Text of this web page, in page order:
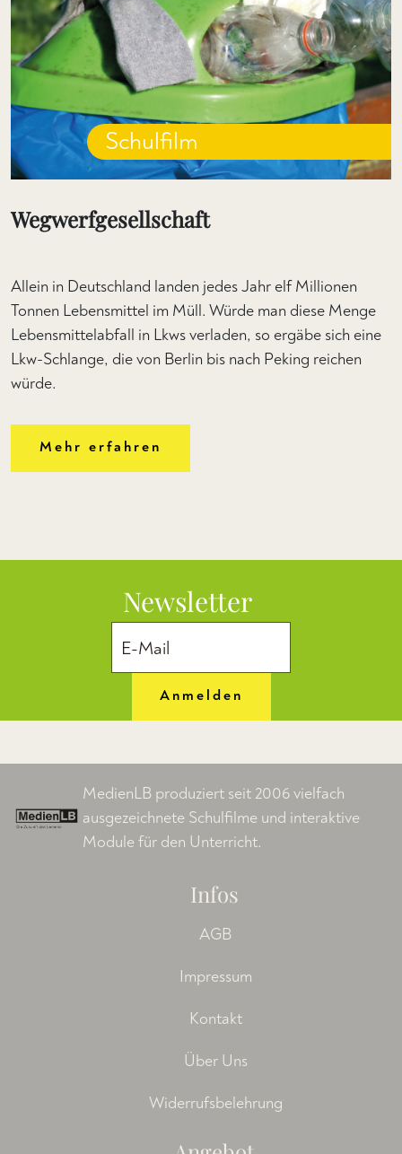
Schulfilm
Wegwerfgesellschaft
Allein in Deutschland landen jedes Jahr elf Millionen
Tonnen Lebensmittel im Müll. Würde man diese Menge
Lebensmittelabfall in Lkws verladen, so ergäbe sich eine
Lkw-Schlange, die von Berlin bis nach Peking reichen
würde.
Mehr erfahren
Newsletter
Anmelden
MedienLB produziert seit 2006 vielfach
ausgezeichnete Schulfilme und interaktive
Module für den Unterricht.
Infos
AGB
Impressum
Kontakt
Über Uns
Widerrufsbelehrung